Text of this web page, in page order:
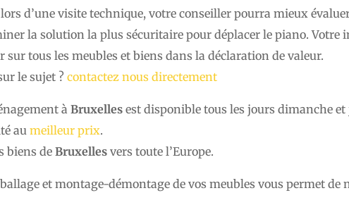
d’une visite technique, votre conseiller pourra mieux
la solution la plus sécuritaire pour déplacer le piano.
tous les meubles et biens dans la déclaration de valeur.
le sujet ? contactez nous directement
à Bruxelles est disponible tous les jours dimanche
au meilleur prix.
biens deBruxelles vers toute l’Europe.
et montage-démontage de vos meubles vous permet